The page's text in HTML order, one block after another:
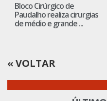
Bloco Cirúrgico de
Paudalho realiza cirurgias
de médio e grande ...
VOLTAR